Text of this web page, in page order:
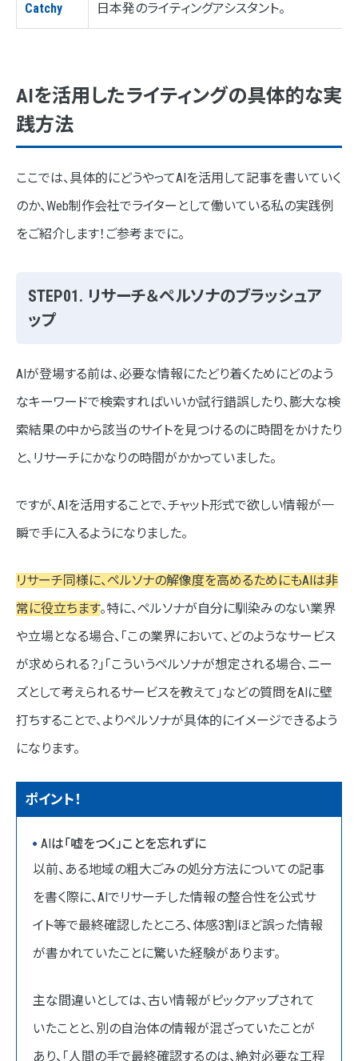
Catchy 日本発のライティングアシスタント。
AIを活用したライティングの具体的な実
践方法
ここでは、具体的にどうやってAIを活用して記事を書いていく
のか、Web制作会社でライターとして働いている私の実践例
をご紹介します！ご参考までに。
STEP01. リサーチ＆ペルソナのブラッシュア
ップ
AIが登場する前は、必要な情報にたどり着くためにどのよう
なキーワードで検索すればいいか試行錯誤したり、膨大な検
索結果の中から該当のサイトを見つけるのに時間をかけたり
と、リサーチにかなりの時間がかかっていました。
ですが、AIを活用することで、チャット形式で欲しい情報が一
瞬で手に入るようになりました。
リサーチ同様に、ペルソナの解像度を高めるためにもAIは非
常に役立ちます。特に、ペルソナが自分に馴染みのない業界
や立場となる場合、「この業界において、どのようなサービス
が求められる？」「こういうペルソナが想定される場合、ニー
ズとして考えられるサービスを教えて」などの質問をAIに壁
打ちすることで、よりペルソナが具体的にイメージできるよう
になります。
ポイント！
AIは「嘘をつく」ことを忘れずに
以前、ある地域の粗大ごみの処分方法についての記事
を書く際に、AIでリサーチした情報の整合性を公式サ
イト等で最終確認したところ、体感3割ほど誤った情報
が書かれていたことに驚いた経験があります。
主な間違いとしては、古い情報がピックアップされて
いたことと、別の自治体の情報が混ざっていたことが
あり、「人間の手で最終確認するのは、絶対必要な工程